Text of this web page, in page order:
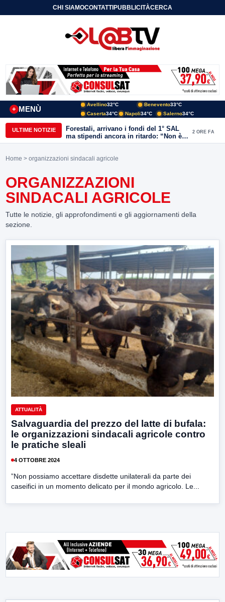
CHI SIAMOCONTATTIPUBBLICITÀCERCA
MENÙ
+
Avellino32°C Benevento33°C
Caserta34°C Napoli34°C Salerno34°C
ULTIME NOTIZIE
Forestali, arrivano i fondi del 1° SAL
ma stipendi ancora in ritardo: “Non è
più sostenibile”
2 ORE FA
Home > organizzazioni sindacali agricole
ORGANIZZAZIONI
SINDACALI AGRICOLE
Tutte le notizie, gli approfondimenti e gli aggiornamenti della
sezione.
ATTUALITÀ
Salvaguardia del prezzo del latte di bufala:
le organizzazioni sindacali agricole contro
le pratiche sleali
4 OTTOBRE 2024
”Non possiamo accettare disdette unilaterali da parte dei
caseifici in un momento delicato per il mondo agricolo. Le...